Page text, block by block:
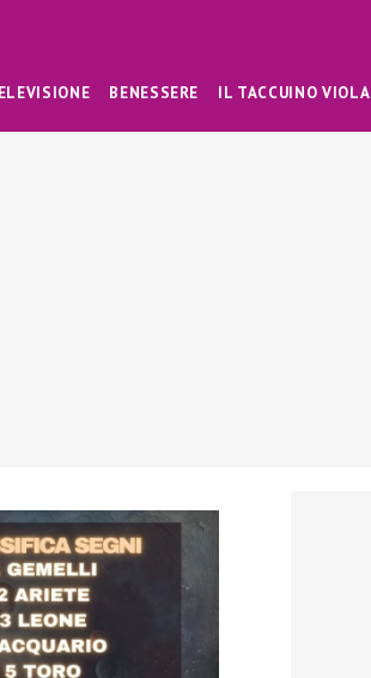
BENESSERE IL TACCUINO VIOLA